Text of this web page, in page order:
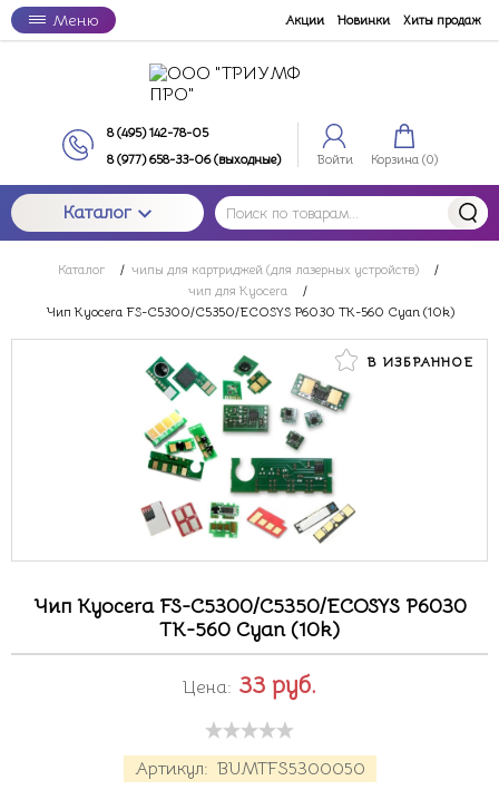
Меню Акции Новинки Хиты продаж
8 (495) 142-78-05
8 (977) 658-33-06 (выходные)
Войти Корзина (0)
Каталог
Каталог / чипы для картриджей (для лазерных устройств)
/
чип для Kyocera
/
Чип Kyocera FS-C5300/C5350/ECOSYS P6030 TK-560 Cyan (10k)
В ИЗБРАННОЕ
Чип Kyocera FS-C5300/C5350/ECOSYS P6030
TK-560 Cyan (10k)
Артикул: BUMTFS5300050
Цена: 33 руб.